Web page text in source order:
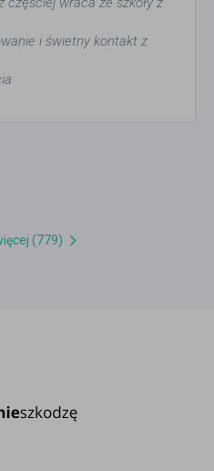
i świetny kontakt z
(779)